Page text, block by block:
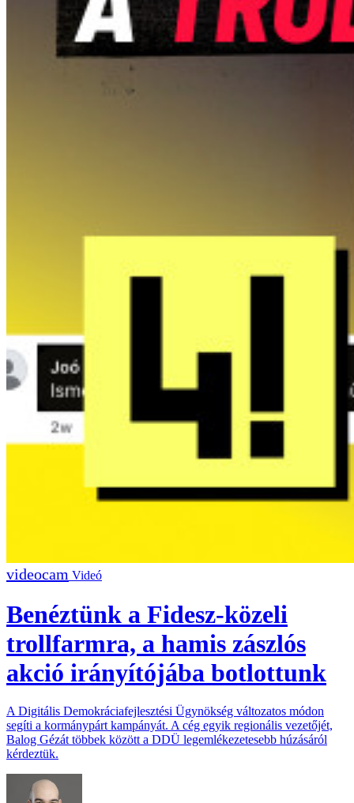
Videó
Benéztünk a Fidesz-közeli
trollfarmra, a hamis zászlós
akció irányítójába botlottunk
A Digitális Demokráciafejlesztési Ügynökség változatos módon
segíti a kormánypárt kampányát. A cég egyik regionális vezetőjét,
Balog Gézát többek között a DDÜ legemlékezetesebb húzásáról
kérdeztük.